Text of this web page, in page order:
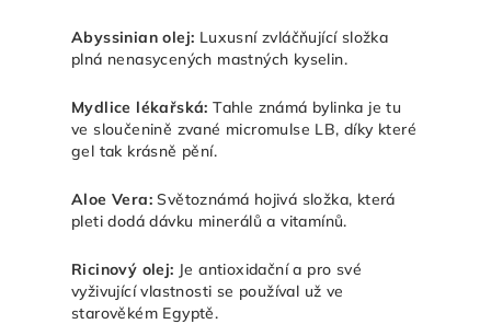
Abyssinian olej: Luxusní zvláčňující složka
plná nenasycených mastných kyselin.
Mydlice lékařská:Tahle známá bylinka je tu
ve sloučenině zvané micromulse LB, díky které
gel tak krásně pění.
Aloe Vera: Světoznámá hojivá složka, která
pleti dodá dávku minerálů a vitamínů.
Ricinový olej: Je antioxidační a pro své
vyživující vlastnosti se používal už ve
starověkém Egyptě.